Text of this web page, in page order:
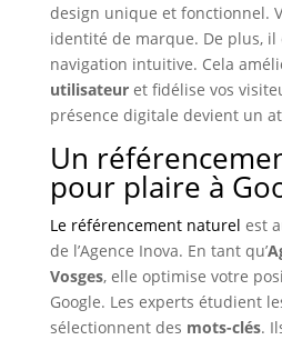
design unique et fonctionnel.
identité de marque. De plus,
navigation intuitive. Cela
utilisateuret fidélise vos
présence digitale devient un
Un
pour plaire à
Le référencement naturel est
de l’Agence Inova. En tant qu’
Vosges, elle optimise votre
Google. Les experts étudient
sélectionnent des mots-clés.